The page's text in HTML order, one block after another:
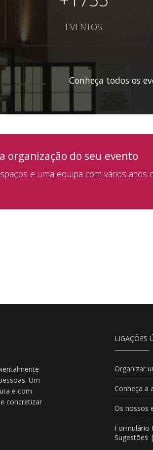
EVENTOS
Conheça todos os
organização do seu evento
e uma equipa com vários anos
Um
e com
concretizar
LIGAÇÕES
Organizar
Conheça a
Os nossos
Formulário
Sugestões